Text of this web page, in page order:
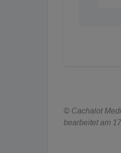
© Cachalot
bearbeitet am